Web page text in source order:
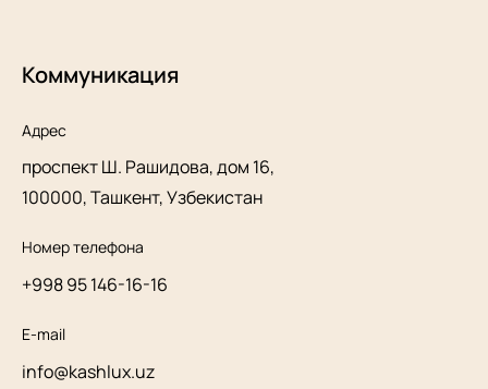
Коммуникация
Адрес
проспект Ш. Рашидова, дом 16,
100000, Ташкент, Узбекистан
Номер телефона
+998 95 146-16-16
E-mail
info@kashlux.uz